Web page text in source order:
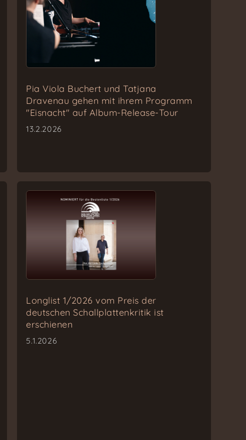
Pia Viola Buchert und Tatjana
Dravenau gehen mit ihrem Programm
"Eisnacht" auf Album-Release-Tour
13.2.2026
Longlist 1/2026 vom Preis der
deutschen Schallplattenkritik ist
erschienen
5.1.2026